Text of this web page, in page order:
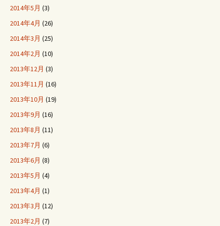
2014年5月 (3)
2014年4月 (26)
2014年3月 (25)
2014年2月 (10)
2013年12月 (3)
2013年11月 (16)
2013年10月 (19)
2013年9月 (16)
2013年8月 (11)
2013年7月 (6)
2013年6月 (8)
2013年5月 (4)
2013年4月 (1)
2013年3月 (12)
2013年2月 (7)